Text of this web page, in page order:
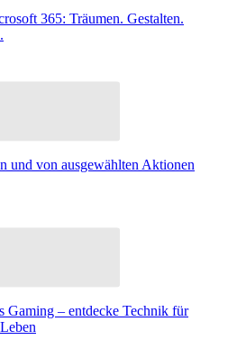
365: Träumen. Gestalten.
und von ausgewählten Aktionen
Gaming – entdecke Technik für